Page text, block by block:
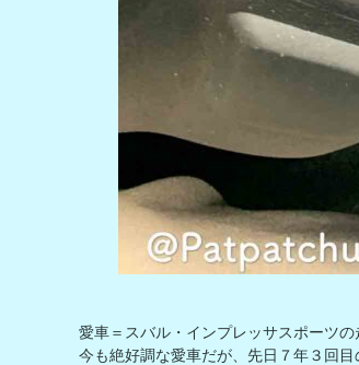
愛車＝スバル・インプレッサスポーツの
今も絶好調な愛車だが、先日７年３回目